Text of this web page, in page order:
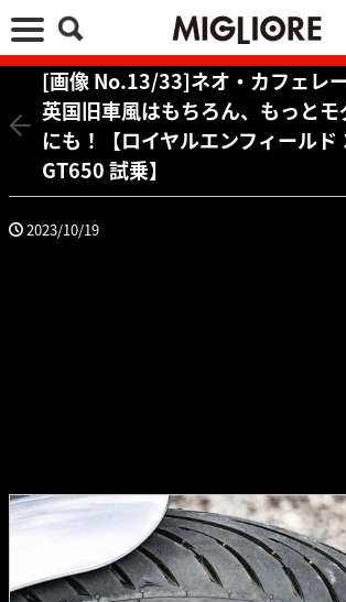
[画像 No.13/33]ネオ・カフェレー
英国旧車風はもちろん、もっと
にも！【ロイヤルエンフィールド
GT650 試乗】
2023/10/19